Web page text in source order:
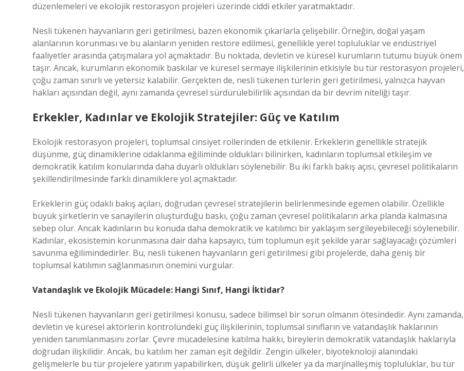
düzenlemeleri ve ekolojik restorasyon projeleri üzerinde ciddi etkiler yaratmaktadır.
Nesli tükenen hayvanların geri getirilmesi, bazen ekonomik çıkarlarla çelişebilir. Örneğin, doğal yaşam
alanlarının korunması ve bu alanların yeniden restore edilmesi, genellikle yerel topluluklar ve endüstriyel
faaliyetler arasında çatışmalara yol açmaktadır. Bu noktada, devletin ve küresel kurumların tutumu büyük önem
taşır. Ancak, kurumların ekonomik baskılar ve küresel sermaye ilişkilerinin etkisiyle bu tür restorasyon projeleri,
çoğu zaman sınırlı ve yetersiz kalabilir. Gerçekten de, nesli tükenen türlerin geri getirilmesi, yalnızca hayvan
hakları açısından değil, aynı zamanda çevresel sürdürülebilirlik açısından da bir devrim niteliği taşır.
Erkekler, Kadınlar ve Ekolojik Stratejiler: Güç ve Katılım
Ekolojik restorasyon projeleri, toplumsal cinsiyet rollerinden de etkilenir. Erkeklerin genellikle stratejik
düşünme, güç dinamiklerine odaklanma eğiliminde oldukları bilinirken, kadınların toplumsal etkileşim ve
demokratik katılım konularında daha duyarlı oldukları söylenebilir. Bu iki farklı bakış açısı, çevresel politikaların
şekillendirilmesinde farklı dinamiklere yol açmaktadır.
Erkeklerin güç odaklı bakış açıları, doğrudan çevresel stratejilerin belirlenmesinde egemen olabilir. Özellikle
büyük şirketlerin ve sanayilerin oluşturduğu baskı, çoğu zaman çevresel politikaların arka planda kalmasına
sebep olur. Ancak kadınların bu konuda daha demokratik ve katılımcı bir yaklaşım sergileyebileceği söylenebilir.
Kadınlar, ekosistemin korunmasına dair daha kapsayıcı, tüm toplumun eşit şekilde yarar sağlayacağı çözümleri
savunma eğilimindedirler. Bu, nesli tükenen hayvanların geri getirilmesi gibi projelerde, daha geniş bir
toplumsal katılımın sağlanmasının önemini vurgular.
Vatandaşlık ve Ekolojik Mücadele: Hangi Sınıf, Hangi İktidar?
Nesli tükenen hayvanların geri getirilmesi konusu, sadece bilimsel bir sorun olmanın ötesindedir. Aynı zamanda,
devletin ve küresel aktörlerin kontrolündeki güç ilişkilerinin, toplumsal sınıfların ve vatandaşlık haklarının
yeniden tanımlanmasını zorlar. Çevre mücadelesine katılma hakkı, bireylerin demokratik vatandaşlık haklarıyla
doğrudan ilişkilidir. Ancak, bu katılım her zaman eşit değildir. Zengin ülkeler, biyoteknoloji alanındaki
gelişmelerle bu tür projelere yatırım yapabilirken, düşük gelirli ülkeler ya da marjinalleşmiş topluluklar, bu tür